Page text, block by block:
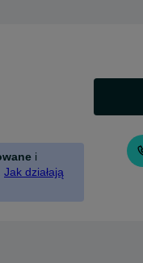
i
Jak działają